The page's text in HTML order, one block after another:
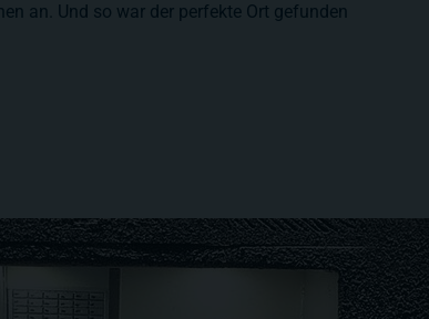
an. Und so war der perfekte Ort gefunden